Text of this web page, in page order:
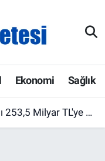
Ekonomi Sağlık
Üniversiteler İlk Sırada Yer Aldı